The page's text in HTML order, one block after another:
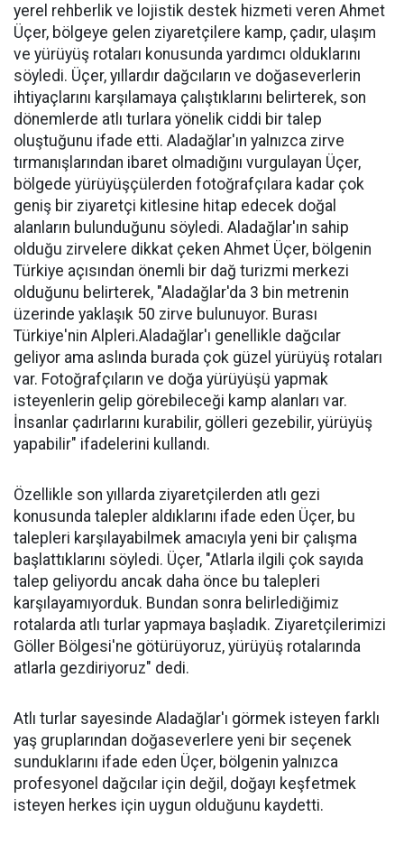
yerel rehberlik ve lojistik destek hizmeti veren Ahmet
Üçer, bölgeye gelen ziyaretçilere kamp, çadır, ulaşım
ve yürüyüş rotaları konusunda yardımcı olduklarını
söyledi. Üçer, yıllardır dağcıların ve doğaseverlerin
ihtiyaçlarını karşılamaya çalıştıklarını belirterek, son
dönemlerde atlı turlara yönelik ciddi bir talep
oluştuğunu ifade etti. Aladağlar'ın yalnızca zirve
tırmanışlarından ibaret olmadığını vurgulayan Üçer,
bölgede yürüyüşçülerden fotoğrafçılara kadar çok
geniş bir ziyaretçi kitlesine hitap edecek doğal
alanların bulunduğunu söyledi. Aladağlar'ın sahip
olduğu zirvelere dikkat çeken Ahmet Üçer, bölgenin
Türkiye açısından önemli bir dağ turizmi merkezi
olduğunu belirterek, "Aladağlar'da 3 bin metrenin
üzerinde yaklaşık 50 zirve bulunuyor. Burası
Türkiye'nin Alpleri.Aladağlar'ı genellikle dağcılar
geliyor ama aslında burada çok güzel yürüyüş rotaları
var. Fotoğrafçıların ve doğa yürüyüşü yapmak
isteyenlerin gelip görebileceği kamp alanları var.
İnsanlar çadırlarını kurabilir, gölleri gezebilir, yürüyüş
yapabilir" ifadelerini kullandı.
Özellikle son yıllarda ziyaretçilerden atlı gezi
konusunda talepler aldıklarını ifade eden Üçer, bu
talepleri karşılayabilmek amacıyla yeni bir çalışma
başlattıklarını söyledi. Üçer, "Atlarla ilgili çok sayıda
talep geliyordu ancak daha önce bu talepleri
karşılayamıyorduk. Bundan sonra belirlediğimiz
rotalarda atlı turlar yapmaya başladık. Ziyaretçilerimizi
Göller Bölgesi'ne götürüyoruz, yürüyüş rotalarında
atlarla gezdiriyoruz" dedi.
Atlı turlar sayesinde Aladağlar'ı görmek isteyen farklı
yaş gruplarından doğaseverlere yeni bir seçenek
sunduklarını ifade eden Üçer, bölgenin yalnızca
profesyonel dağcılar için değil, doğayı keşfetmek
isteyen herkes için uygun olduğunu kaydetti.